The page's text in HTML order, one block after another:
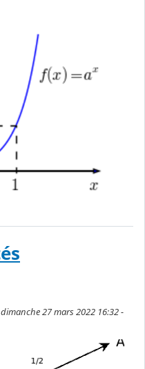
dimanche 27 mars 2022 16:32 -